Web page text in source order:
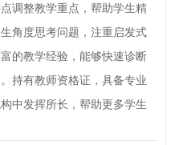
调整教学重点，帮助学生精
角度思考问题，注重启发式
的教学经验，能够快速诊断
持有教师资格证，具备专业
中发挥所长，帮助更多学生